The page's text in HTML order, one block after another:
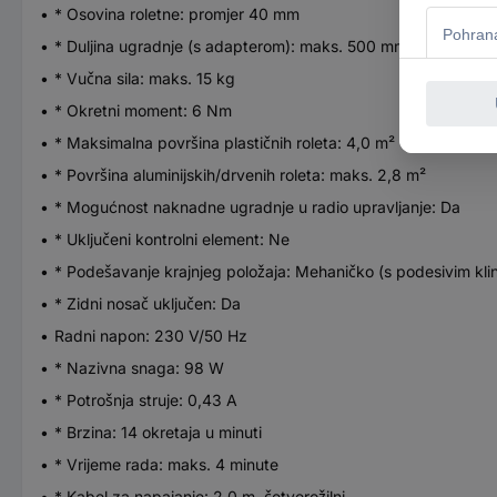
* Osovina roletne: promjer 40 mm
* Duljina ugradnje (s adapterom): maks. 500 mm
* Vučna sila: maks. 15 kg
* Okretni moment: 6 Nm
* Maksimalna površina plastičnih roleta: 4,0 m²
* Površina aluminijskih/drvenih roleta: maks. 2,8 m²
* Mogućnost naknadne ugradnje u radio upravljanje: Da
* Uključeni kontrolni element: Ne
* Podešavanje krajnjeg položaja: Mehaničko (s podesivim
* Zidni nosač uključen: Da
Radni napon: 230 V/50 Hz
* Nazivna snaga: 98 W
* Potrošnja struje: 0,43 A
* Brzina: 14 okretaja u minuti
* Vrijeme rada: maks. 4 minute